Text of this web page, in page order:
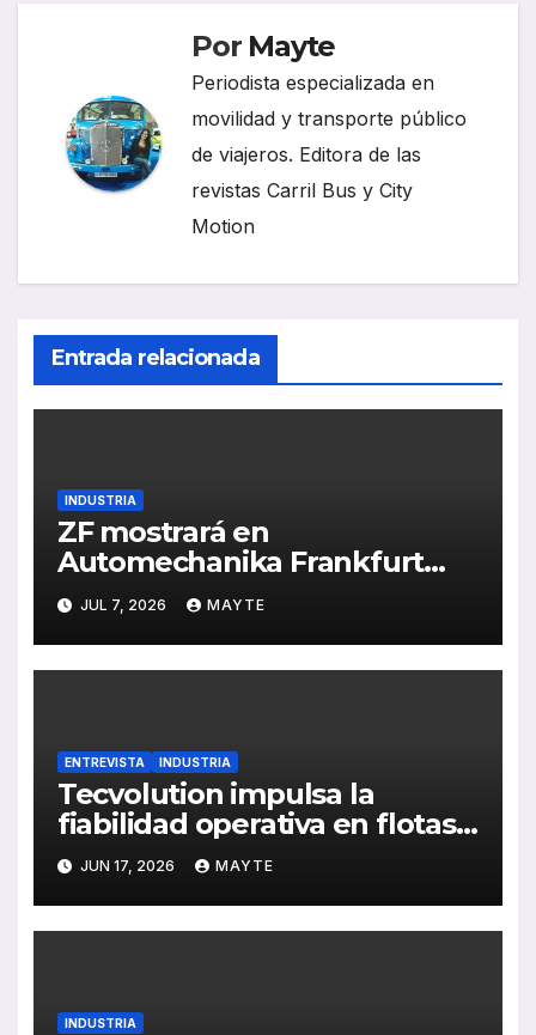
Por Mayte
Periodista especializada en
movilidad y transporte público
de viajeros. Editora de las
revistas Carril Bus y City
Motion
Entrada relacionada
INDUSTRIA
ZF mostrará en
Automechanika Frankfurt
2026 sus nuevas soluciones
de IA, formación en
electromovilidad y frenado
sostenible
JUL 7, 2026 MAYTE
ENTREVISTA INDUSTRIA
Tecvolution impulsa la
fiabilidad operativa en flotas
con baterías diseñadas
“desde la necesidad del
transportista”
JUN 17, 2026 MAYTE
INDUSTRIA